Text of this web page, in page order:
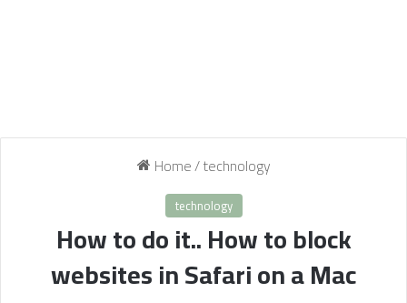
Home/technology
technology
How to do it.. How to block
websites in Safari on a Mac